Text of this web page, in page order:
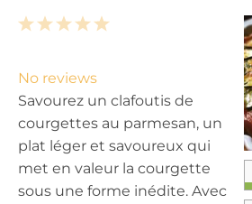
5
a
r
s
4
t
a
r
s
3
t
a
r
s
2
t
a
r
s
1
t
a
r
No reviews
Savourez un clafoutis de
courgettes au parmesan, un
plat léger et savoureux qui
met en valeur la courgette
sous une forme inédite. Avec